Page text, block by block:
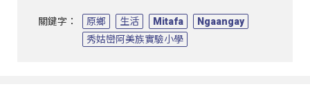
關鍵字： 原鄉 生活 Mitafa
Ngaangay
秀姑巒阿美族實驗小學